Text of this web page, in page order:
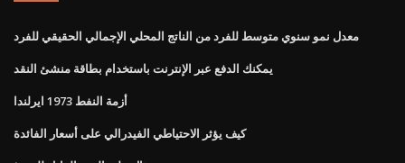
معدل نمو سنوي متوسط ​​للفرد من الناتج المحلي الإجمالي الحقيقي للفرد
يمكنك الدفع عبر الإنترنت باستخدام بطاقة منشئ النقد
أزمة النفط 1973 ايرلندا
كيف يؤثر الاحتياطي الفيدرالي على أسعار الفائدة